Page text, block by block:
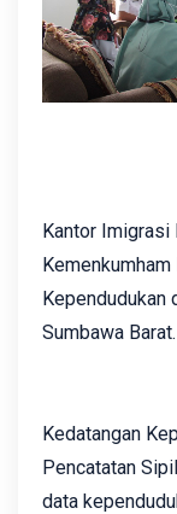
Kantor Imigrasi
Kemenkumham
Kependudukan
Sumbawa Barat.
Kedatangan
Pencatatan
data